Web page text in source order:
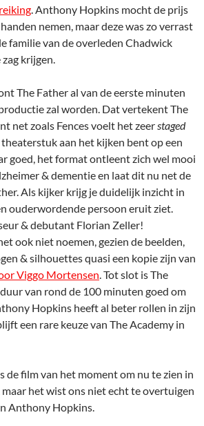
. Anthony Hopkins mocht de prijs
nemen, maar deze was zo verrast
familie van de overleden Chadwick
krijgen.
The Father al van de eerste minuten
zal worden. Dat vertekent The
net zoals Fences voelt het zeerstaged
theaterstuk aan het kijken bent op een
goed, het format ontleent zich wel mooi
& dementie en laat dit nu net de
Als kijker krijg je duidelijk inzicht in
ouderwordende persoon eruit ziet.
& debutant Florian Zeller!
ook niet noemen, gezien de beelden,
& silhouettes quasi een kopie zijn van
Viggo Mortensen. Tot slot is The
van rond de 100 minuten goed om
Hopkins heeft al beter rollen in zijn
een rare keuze van The Academy in
de film van het moment om nu te zien in
maar het wist ons niet echt te overtuigen
Anthony Hopkins.